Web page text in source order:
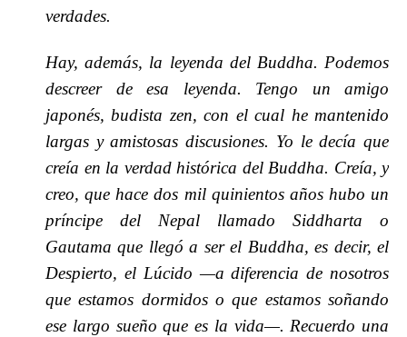
verdades.
Hay, además, la leyenda del Buddha. Podemos
descreer de esa leyenda. Tengo un amigo
japonés, budista zen, con el cual he mantenido
largas y amistosas discusiones. Yo le decía que
creía en la verdad histórica del Buddha. Creía, y
creo, que hace dos mil quinientos años hubo un
príncipe del Nepal llamado Siddharta o
Gautama que llegó a ser el Buddha, es decir, el
Despierto, el Lúcido —a diferencia de nosotros
que estamos dormidos o que estamos soñando
ese largo sueño que es la vida—. Recuerdo una